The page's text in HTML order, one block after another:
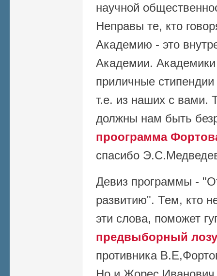
научной
Неправы те, кто
Академию - это
Академии.
приличные
т.е. из наших с вами.
должны нам быть
проограмма
спасибо
Девиз программы -
развитию". Тем, кто
эти слова, поможет
предвыборный
противника